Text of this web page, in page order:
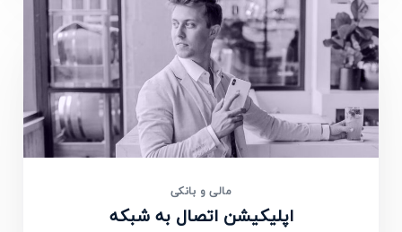
مالی و بانکی
اپلیکیشن اتصال به شبکه